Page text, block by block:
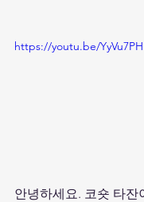
https://youtu.be/
안녕하세요. 코숏 타잔